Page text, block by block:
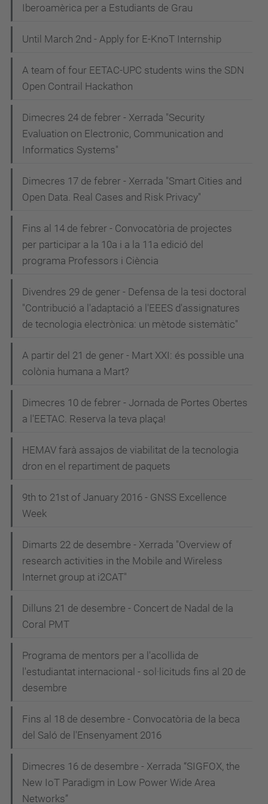
Iberoamèrica per a Estudiants de Grau
Until March 2nd - Apply for E-KnoT Internship
A team of four EETAC-UPC students wins the SDN
Open Contrail Hackathon
Dimecres 24 de febrer - Xerrada "Security
Evaluation on Electronic, Communication and
Informatics Systems"
Dimecres 17 de febrer - Xerrada "Smart Cities and
Open Data. Real Cases and Risk Privacy"
Fins al 14 de febrer - Convocatòria de projectes
per participar a la 10a i a la 11a edició del
programa Professors i Ciència
Divendres 29 de gener - Defensa de la tesi doctoral
"Contribució a l'adaptació a l'EEES d'assignatures
de tecnologia electrònica: un mètode sistemàtic"
A partir del 21 de gener - Mart XXI: és possible una
colònia humana a Mart?
Dimecres 10 de febrer - Jornada de Portes Obertes
a l'EETAC. Reserva la teva plaça!
HEMAV farà assajos de viabilitat de la tecnologia
dron en el repartiment de paquets
9th to 21st of January 2016 - GNSS Excellence
Week
Dimarts 22 de desembre - Xerrada "Overview of
research activities in the Mobile and Wireless
Internet group at i2CAT"
Dilluns 21 de desembre - Concert de Nadal de la
Coral PMT
Programa de mentors per a l'acollida de
l'estudiantat internacional - sol·licituds fins al 20 de
desembre
Fins al 18 de desembre - Convocatòria de la beca
del Saló de l'Ensenyament 2016
Dimecres 16 de desembre - Xerrada “SIGFOX, the
New IoT Paradigm in Low Power Wide Area
Networks”